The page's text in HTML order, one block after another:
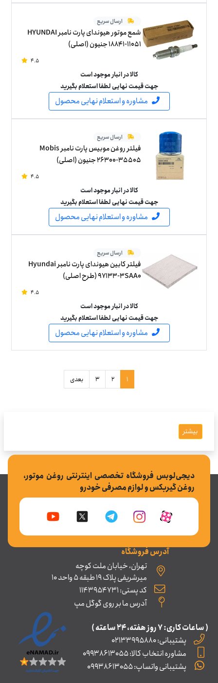
ارسال سریع
شمع موتور هیوندای پارت نامبر HYUNDAI
18841-11051 جنیون (اصلی)
4.5
کالا در انبار موجود است
جهت قیمت نهایی لطفا استعلام بگیرید
مشاوره و استعلام نهایی محصول
ارسال سریع
فیلتر روغن موبیس پارت نامبر Mobis
26300-35505 جنیون (اصلی)
4.5
کالا در انبار موجود است
جهت قیمت نهایی لطفا استعلام بگیرید
مشاوره و استعلام نهایی محصول
ارسال سریع
فیلتر کابین هیوندای پارت نامبر Hyundai
97133-3SAA0 (طرح اصلی)
4.5
کالا در انبار موجود است
جهت قیمت نهایی لطفا استعلام بگیرید
مشاوره و استعلام نهایی محصول
1
2
3 بعدی
بیشتر
دیجی‌لوبس فروشگاه تخصصی اینترنتی روغن موتور،
روغن گیربکس و لوازم مصرفی خودرو
آدرس فروشگاه
تهران، خیابان ملت کوچه
میرشریفی پلاک 19 طبقه 5 واحد 10
کد پستی: 1143954731
آدرس ما بر روی گوگل مپ
( ساعات کاری: ۷ روز ﻫﻔﺘﻪ، ۲۴ ﺳﺎﻋﺘﻪ )
پشتیبانی: 02133995880
مشاوره انتخاب کالا: 09938613055
پشتیبانی واتساپ: 09938613055